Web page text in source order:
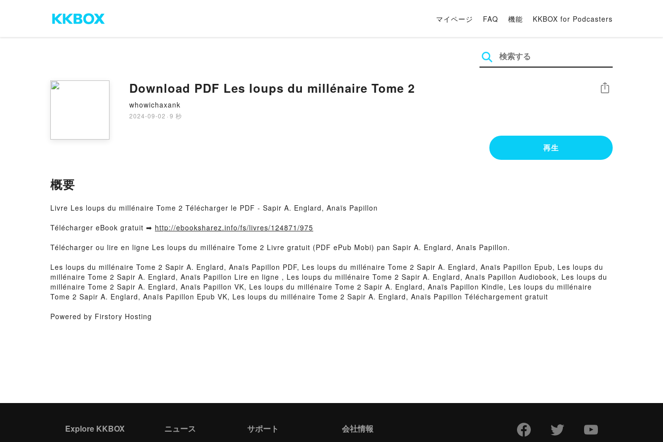
マイページ FAQ 機能 KKBOX for Podcasters
Download PDF Les loups du millénaire Tome 2
whowichaxank
2024-09-02 · 9 秒
シェア
再生
概要
Livre Les loups du millénaire Tome 2 Télécharger le PDF - Sapir A. Englard, Anaïs Papillon
Télécharger eBook gratuit ➡ http://ebooksharez.info/fs/livres/124871/975
Télécharger ou lire en ligne Les loups du millénaire Tome 2 Livre gratuit (PDF ePub Mobi) pan Sapir A. Englard, Anaïs Papillon.
Les loups du millénaire Tome 2 Sapir A. Englard, Anaïs Papillon PDF, Les loups du millénaire Tome 2 Sapir A. Englard, Anaïs Papillon Epub, Les loups du
millénaire Tome 2 Sapir A. Englard, Anaïs Papillon Lire en ligne , Les loups du millénaire Tome 2 Sapir A. Englard, Anaïs Papillon Audiobook, Les loups du
millénaire Tome 2 Sapir A. Englard, Anaïs Papillon VK, Les loups du millénaire Tome 2 Sapir A. Englard, Anaïs Papillon Kindle, Les loups du millénaire
Tome 2 Sapir A. Englard, Anaïs Papillon Epub VK, Les loups du millénaire Tome 2 Sapir A. Englard, Anaïs Papillon Téléchargement gratuit
Powered by Firstory Hosting
Explore KKBOX ニュース サポート 会社情報